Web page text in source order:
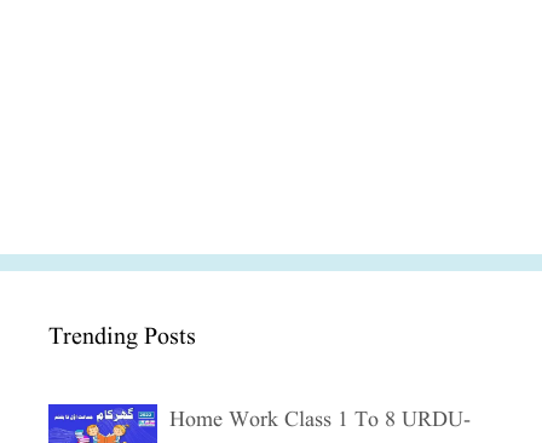
Trending Posts
Home Work Class 1 To 8 URDU-